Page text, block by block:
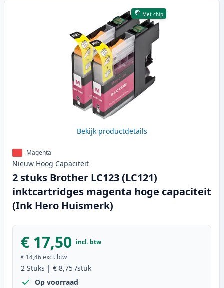
Met chip
Bekijk productdetails
Magenta
Nieuw Hoog Capaciteit
2 stuks Brother LC123 (LC121)
inktcartridges magenta hoge capaciteit
(Ink Hero Huismerk)
€ 17,50 incl. btw
€ 14,46excl. btw
2 Stuks | € 8,75 /stuk
Op voorraad